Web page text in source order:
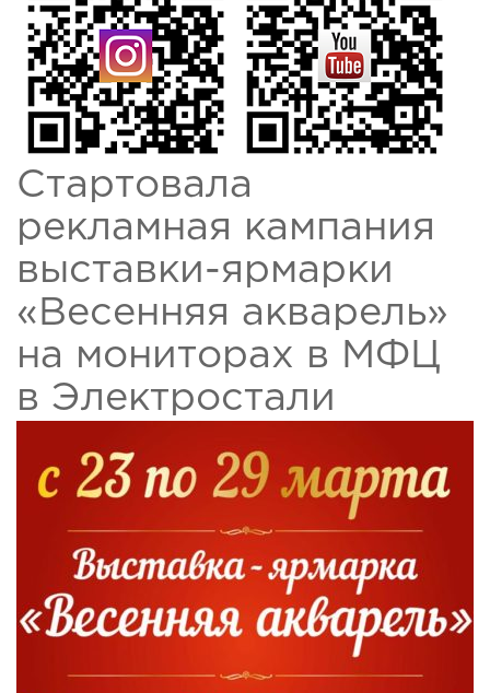
Стартовала
рекламная кампания
выставки-ярмарки
«Весенняя акварель»
на мониторах в МФЦ
в Электростали